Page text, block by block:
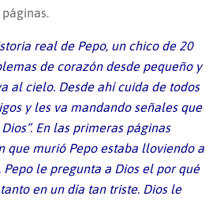
real de Pepo, un chico de 20
de corazón desde pequeño y
al cielo. Desde ahí cuida de todos
y les va mandando señales que
En las primeras páginas
que murió Pepo estaba lloviendo a
Pepo le pregunta a Dios el por qué
en un día tan triste. Dios le